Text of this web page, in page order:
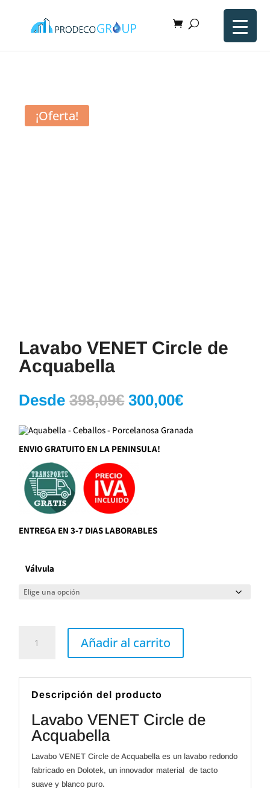
¡Oferta!
Lavabo VENET Circle de
Acquabella
Desde 398,09€ El
precio
original
era:
398,09€.
300,00€El
actual
ENVIO GRATUITO EN LA PENINSULA!
ENTREGA EN 3-7 DIAS LABORABLES
Válvula
VENET
Circle
cantidad
Añadir al carrito
Descripción del producto
Lavabo VENET Circle de
Acquabella
Lavabo VENET Circle de Acquabella es un lavabo redondo
fabricado en Dolotek, un innovador material de tacto
suave y blanco puro.